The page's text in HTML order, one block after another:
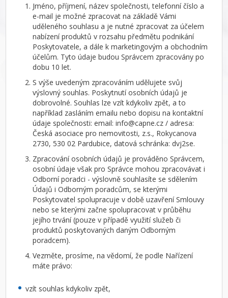
Jméno, příjmení, název společnosti, telefonní číslo a
e-mail je možné zpracovat na základě Vámi
uděleného souhlasu a je nutné zpracovat za účelem
nabízení produktů v rozsahu předmětu podnikání
Poskytovatele, a dále k marketingovým a obchodním
účelům. Tyto údaje budou Správcem zpracovány po
dobu 10 let.
S výše uvedeným zpracováním udělujete svůj
výslovný souhlas. Poskytnutí osobních údajů je
dobrovolné. Souhlas lze vzít kdykoliv zpět, a to
například zasláním emailu nebo dopisu na kontaktní
údaje společnosti: email: info@capne.cz / adresa:
Česká asociace pro nemovitosti, z.s., Rokycanova
2730, 530 02 Pardubice, datová schránka: dvj2se.
Zpracování osobních údajů je prováděno Správcem,
osobní údaje však pro Správce mohou zpracovávat i
Odborní poradci - výslovně souhlasíte se sdělením
Údajů i Odborným poradcům, se kterými
Poskytovatel spolupracuje v době uzavření Smlouvy
nebo se kterými začne spolupracovat v průběhu
jejího trvání (pouze v případě využití služeb či
produktů poskytovaných daným Odborným
poradcem).
Vezměte, prosíme, na vědomí, že podle Nařízení
máte právo:
vzít souhlas kdykoliv zpět,